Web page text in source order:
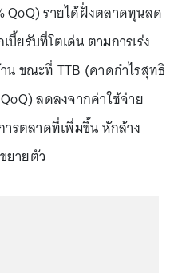
QoQ) รายได้ฝั่งตลาดทุนลด
ยรับที่โตเด่น ตามการเร่ง
น ขณะที่ TTB (คาดกำไรสุทธิ
ลดลงจากค่าใช้จ่าย
ารตลาดที่เพิ่มขึ้น หักล้าง
ยายตัว